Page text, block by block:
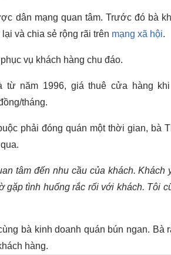
dân mạng quan tâm. Trước đó bà
và chia sẻ rộng rãi trên mạng xã hội.
vụ khách hàng chu đáo.
năm 1996, giá thuê cửa hàng
tháng.
phải đóng quán một thời gian, bà
tâm đến nhu cầu của khách. Khách
gặp tình huống rắc rối với khách. Tôi
bà kinh doanh quán bún ngan. Bà
hàng.